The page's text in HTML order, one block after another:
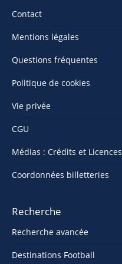
Contact
Mentions légales
Questions fréquentes
Politique de cookies
Vie privée
CGU
Médias : Crédits et Licences
Coordonnées billetteries
Recherche
Recherche avancée
Destinations Football